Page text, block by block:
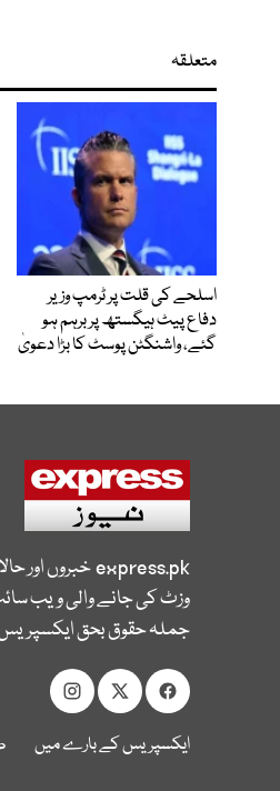
متعلقہ
اسلحے کی قلت پر ٹرمپ وزیر
دفاع پیٹ ہیگستھ پر برہم ہو
گئے، واشنگٹن پوسٹ کا بڑا دعویٰ
express.pkخبروں اور
وزٹ کی جانے والی ویب
جملہ حقوق بحق
ایکسپریس کے بارے میں